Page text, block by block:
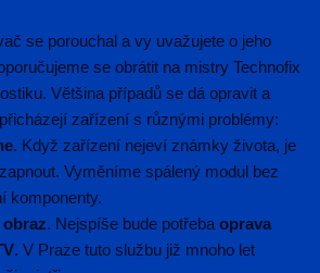
se porouchal a vy uvažujete o jeho
se obrátit na mistry Technofix
Většina případů se dá opravit a
zařízení s různými problémy:
. Když zařízení nejeví známky života, je
Vyměníme spálený modul bez
komponenty.
obraz. Nejspíše bude potřeba oprava
. V Praze tuto službu již mnoho let